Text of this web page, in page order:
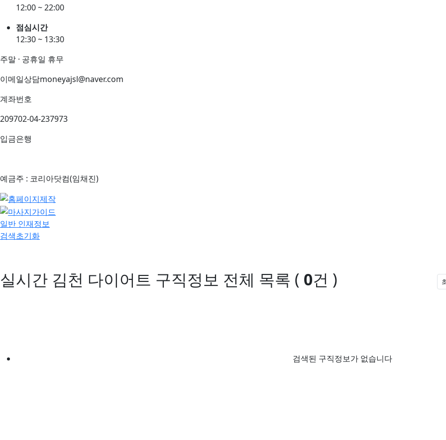
12:00 ~ 22:00
점심시간
12:30 ~ 13:30
주말 · 공휴일 휴무
이메일상담moneyajsl@naver.com
계좌번호
209702-04-237973
입금은행
예금주 : 코리아닷컴(임채진)
일반 인재정보
검색초기화
실시간 김천 다이어트 구직정보 전체 목록 ( 0건 )
검색된 구직정보가 없습니다